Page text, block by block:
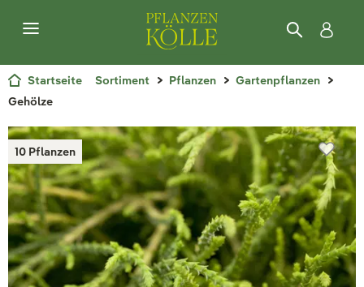
Startseite Sortiment Pflanzen
Gartenpflanzen
Gehölze
10 Pflanzen